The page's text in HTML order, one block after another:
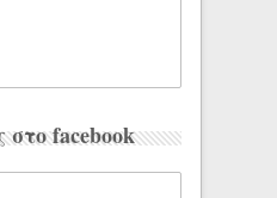
facebook